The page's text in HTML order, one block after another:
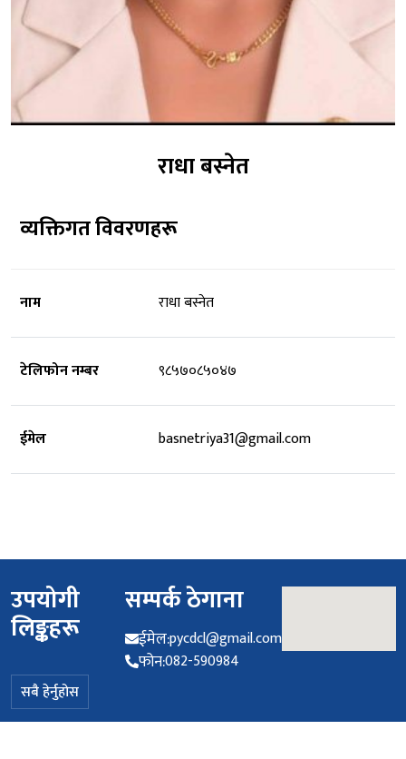
राधा बस्नेत
व्यक्तिगत विवरणहरू
नाम राधा बस्नेत
टेलिफोन नम्बर ९८५७०८५०४७
ईमेल basnetriya31@gmail.com
उपयोगी
लिङ्कहरू
सबै हेर्नुहोस
सम्पर्क ठेगाना
ईमेल:pycdcl@gmail.com
फोन:082-590984